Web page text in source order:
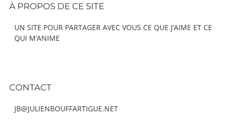
Content
À PROPOS DE CE SITE
UN SITE POUR PARTAGER AVEC VOUS CE QUE J’AIME ET CE
QUI M’ANIME
CONTACT
JB@JULIENBOUFFARTIGUE.NET